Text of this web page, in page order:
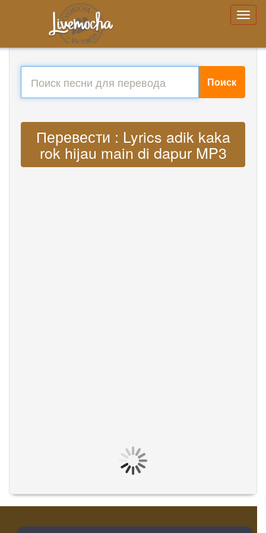
Поиск
Перевести : Lyrics adik kaka
rok hijau main di dapur MP3